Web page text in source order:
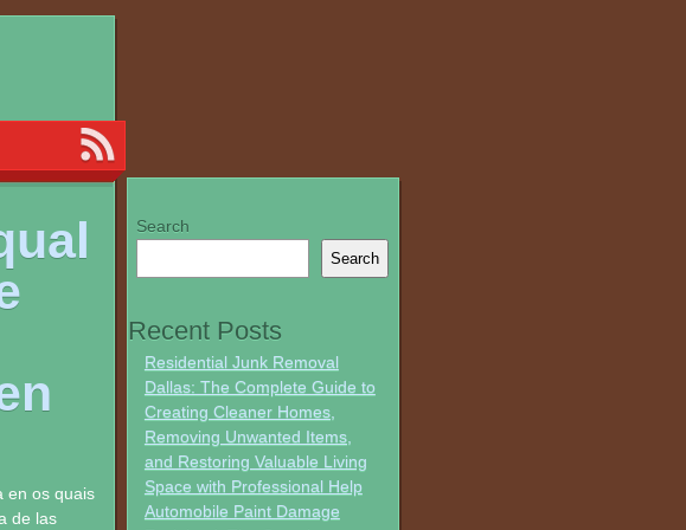
en os quais
de las
Search
Search
Recent Posts
Residential Junk Removal
Dallas: The Complete Guide to
Creating Cleaner Homes,
Removing Unwanted Items,
and Restoring Valuable Living
Space with Professional Help
Automobile Paint Damage